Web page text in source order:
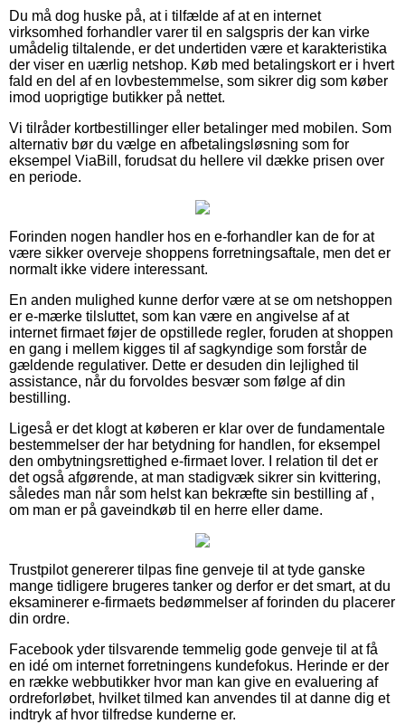
Du må dog huske på, at i tilfælde af at en internet
virksomhed forhandler varer til en salgspris der kan virke
umådelig tiltalende, er det undertiden være et karakteristika
der viser en uærlig netshop. Køb med betalingskort er i hvert
fald en del af en lovbestemmelse, som sikrer dig som køber
imod uoprigtige butikker på nettet.
Vi tilråder kortbestillinger eller betalinger med mobilen. Som
alternativ bør du vælge en afbetalingsløsning som for
eksempel ViaBill, forudsat du hellere vil dække prisen over
en periode.
Forinden nogen handler hos en e-forhandler kan de for at
være sikker overveje shoppens forretningsaftale, men det er
normalt ikke videre interessant.
En anden mulighed kunne derfor være at se om netshoppen
er e-mærke tilsluttet, som kan være en angivelse af at
internet firmaet føjer de opstillede regler, foruden at shoppen
en gang i mellem kigges til af sagkyndige som forstår de
gældende regulativer. Dette er desuden din lejlighed til
assistance, når du forvoldes besvær som følge af din
bestilling.
Ligeså er det klogt at køberen er klar over de fundamentale
bestemmelser der har betydning for handlen, for eksempel
den ombytningsrettighed e-firmaet lover. I relation til det er
det også afgørende, at man stadigvæk sikrer sin kvittering,
således man når som helst kan bekræfte sin bestilling af ,
om man er på gaveindkøb til en herre eller dame.
Trustpilot genererer tilpas fine genveje til at tyde ganske
mange tidligere brugeres tanker og derfor er det smart, at du
eksaminerer e-firmaets bedømmelser af forinden du placerer
din ordre.
Facebook yder tilsvarende temmelig gode genveje til at få
en idé om internet forretningens kundefokus. Herinde er der
en række webbutikker hvor man kan give en evaluering af
ordreforløbet, hvilket tilmed kan anvendes til at danne dig et
indtryk af hvor tilfredse kunderne er.